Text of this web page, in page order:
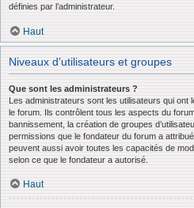
définies par l’administrateur.
Haut
Niveaux d’utilisateurs et groupes
Que sont les administrateurs ?
Les administrateurs sont les utilisateurs qui ont
le forum. Ils contrôlent tous les aspects du
bannissement, la création de groupes
permissions que le fondateur du forum a
peuvent aussi avoir toutes les capacités de
selon ce que le fondateur a autorisé.
Haut